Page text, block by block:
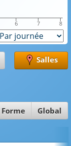
6 7 8
Salles
Forme Global